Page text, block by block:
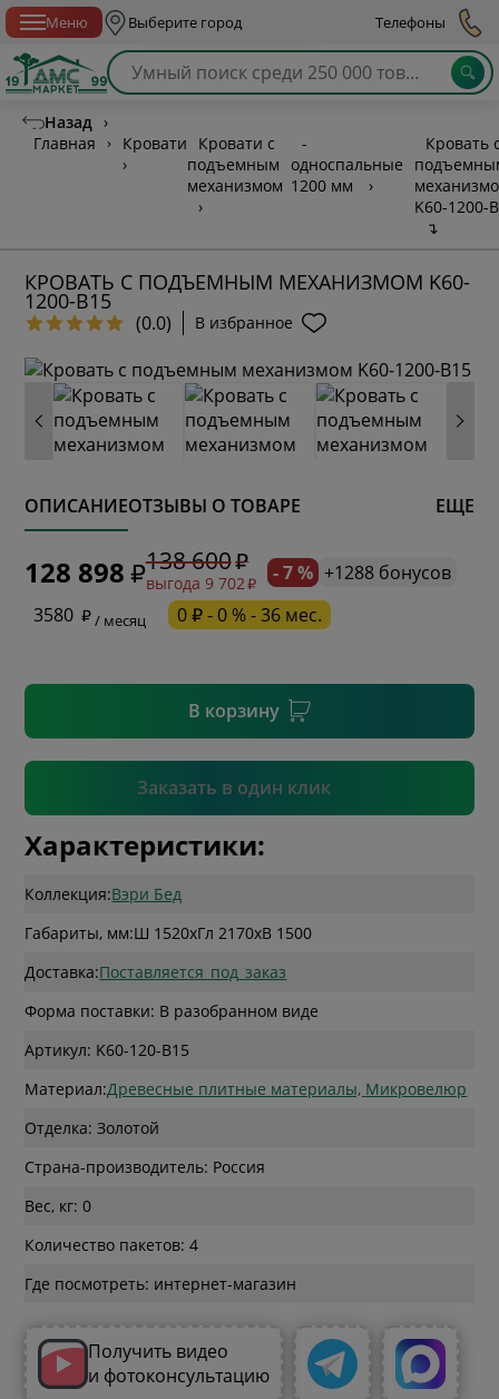
Меню Выберите город Телефоны
Назад ›
Главная
›
Кровати
›
Кровати с
подъемным
механизмом
›
-
односпальные
1200 мм
›
Кровать
K60-1200-
↴
КРОВАТЬ С ПОДЪЕМНЫМ МЕХАНИЗМОМ K60-
1200-B15
(0.0) В избранное
ОПИСАНИЕОТЗЫВЫ О ТОВАРЕ ЕЩЕ
128 898 138 600
выгода 9 702 - 7 % +1288 бонусов
3580
/ месяц 0 ₽ - 0 % - 36 мес.
В корзину
Заказать в один клик
* обязательное поле
* необязательное поле
Подтвердить
Характеристики:
Коллекция:Вэри Бед
Габариты, мм:Ш 1520xГл 2170xВ 1500
Доставка:Поставляется_под_заказ
Форма поставки: В разобранном виде
Артикул: K60-120-B15
Материал:Древесные плитные материалы, Микровелюр
Отделка: Золотой
Страна-производитель: Россия
Вес, кг: 0
Количество пакетов: 4
Где посмотреть: интернет-магазин
Получить видео
и фотоконсультацию